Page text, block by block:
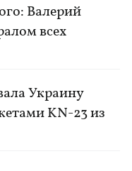
Валерий
всех
Украину
KN-23 из